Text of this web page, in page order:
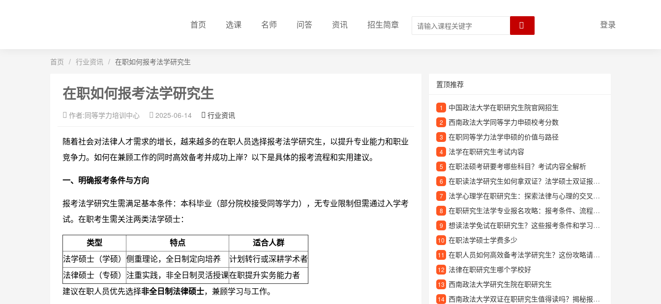
首页 选课 名师 问答 资讯 招生简章 登录
首页 / 行业资讯 / 在职如何报考法学研究生
在职如何报考法学研究生
作者:同等学力培训中心 2025-06-14 行业资讯
随着社会对法律人才需求的增长，越来越多的在职人员选择报考法学研究生，以提升专业能力和职业
竞争力。如何在兼顾工作的同时高效备考并成功上岸？以下是具体的报考流程和实用建议。
一、明确报考条件与方向
报考法学研究生需满足基本条件：本科毕业（部分院校接受同等学力），无专业限制但需通过入学考
试。在职考生需关注两类法学硕士：
类型 特点
适合人群
法学硕士（学硕） 侧重理论，全日制定向培养
计划转行或深耕学术者
法律硕士（专硕） 注重实践，非全日制灵活授课在职提升实务能力者
建议在职人员优先选择非全日制法律硕士，兼顾学习与工作。
置顶推荐
1 中国政法大学在职研究生院官网招生
2 西南政法大学同等学力申硕校考分数
3 在职同等学力法学申硕的价值与路径
4 法学在职研究生考试内容
5 在职法硕考研要考哪些科目？考试内容全解析
6 在职读法学研究生如何拿双证？法学硕士双证报考全攻略
7 法学心理学在职研究生：探索法律与心理的交叉领域
8 在职研究生法学专业报名攻略：报考条件、流程及学习方向详解
9 想读法学免试在职研究生？这些报考条件和学习优势你得知道
10 在职法学硕士学费多少
11 在职人员如何高效备考法学研究生？这份攻略请收好
12 法律在职研究生哪个学校好
13 西南政法大学研究生院在职研究生
14 西南政法大学双证在职研究生值得读吗？揭秘报考优势和就读体验